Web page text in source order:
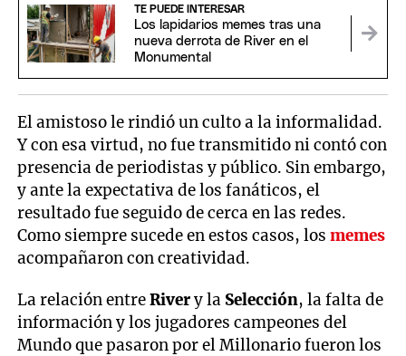
TE PUEDE INTERESAR
Los lapidarios memes tras una
nueva derrota de River en el
Monumental
El amistoso le rindió un culto a la informalidad.
Y con esa virtud, no fue transmitido ni contó con
presencia de periodistas y público. Sin embargo,
y ante la expectativa de los fanáticos, el
resultado fue seguido de cerca en las redes.
Como siempre sucede en estos casos, losmemes
acompañaron con creatividad.
La relación entreRivery la Selección, la falta de
información y los jugadores campeones del
Mundo que pasaron por el Millonario fueron los